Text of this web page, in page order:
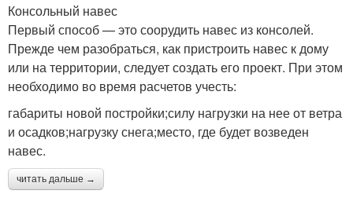
Консольный навес
Первый способ — это соорудить навес из консолей.
Прежде чем разобраться, как пристроить навес к дому
или на территории, следует создать его проект. При этом
необходимо во время расчетов учесть:
габариты новой постройки;силу нагрузки на нее от ветра
и осадков;нагрузку снега;место, где будет возведен
навес.
читать дальше →